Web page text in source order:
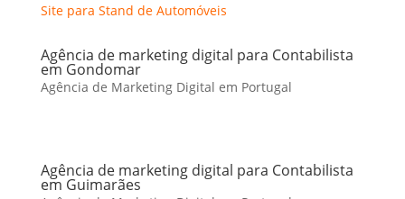
Site para Stand de Automóveis
Agência de marketing digital para Contabilista
em Gondomar
Agência de Marketing Digital em Portugal
Agência de marketing digital para Contabilista
em Guimarães